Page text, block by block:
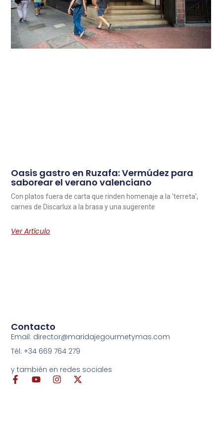
Oasis gastro en Ruzafa: Vermúdez para
saborear el verano valenciano
Con platos fuera de carta que rinden homenaje a la ‘terreta’,
carnes de Discarlux a la brasa y una sugerente
Ver Artículo
Contacto
Email: director@maridajegourmetymas.com
Tél: +34 669 764 279
y también en redes sociales